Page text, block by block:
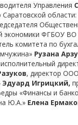
Управления
ФГБОУ ВО
комитета по
Рузана
, директор
Эдуард Игрицкий,
«Финансы и
Ю.А.» Елена